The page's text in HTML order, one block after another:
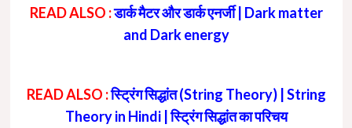
READ ALSO :डार्क मैटर और डार्क एनर्जी | Dark matter
and Dark energy
READ ALSO :स्ट्रिंग सिद्धांत (String Theory) | String
Theory in Hindi | स्ट्रिंग सिद्धांत का परिचय